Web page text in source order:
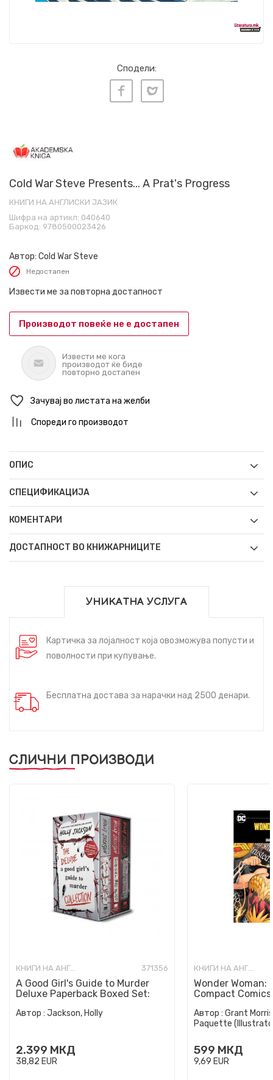
Сподели:
Cold War Steve Presents... A Prat's Progress
КНИГИ НА АНГЛИСКИ ЈАЗИК
Шифра на артикл: 040640
Баркод: 9780500023426
Автор: Cold War Steve
Недостапен
Извести ме за повторна достапност
Производот повеќе не е достапен
Извести ме кога
производот ќе биде
повторно достапен
Зачувај во листата на желби
Спореди го производот
ОПИС
СПЕЦИФИКАЦИЈА
КОМЕНТАРИ
ДОСТАПНОСТ ВО КНИЖАРНИЦИТЕ
УНИКАТНА УСЛУГА
Картичка за лојалност која овозможува попусти и
поволности при купување.
Бесплатна достава за нарачки над 2500 денари.
СЛИЧНИ ПРОИЗВОДИ
КНИГИ НА АНГЛИСКИ ЈАЗИК 371356
A Good Girl's Guide to Murder
Deluxe Paperback Boxed Set:
Автор : Jackson, Holly
2.399 МКД
38,82 EUR
КНИГИ НА АНГЛИСКИ ЈАЗИК
Wonder Woman:
Compact
Автор : Grant
Paquette
599 МКД
9,69 EUR